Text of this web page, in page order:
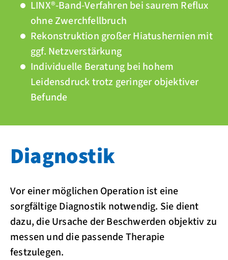
LINX®-Band-Verfahren bei saurem Reflux
ohne Zwerchfellbruch
Rekonstruktion großer Hiatushernien mit
ggf. Netzverstärkung
Individuelle Beratung bei hohem
Leidensdruck trotz geringer objektiver
Befunde
Diagnostik
Vor einer möglichen Operation ist eine
sorgfältige Diagnostik notwendig. Sie dient
dazu, die Ursache der Beschwerden objektiv zu
messen und die passende Therapie
festzulegen.